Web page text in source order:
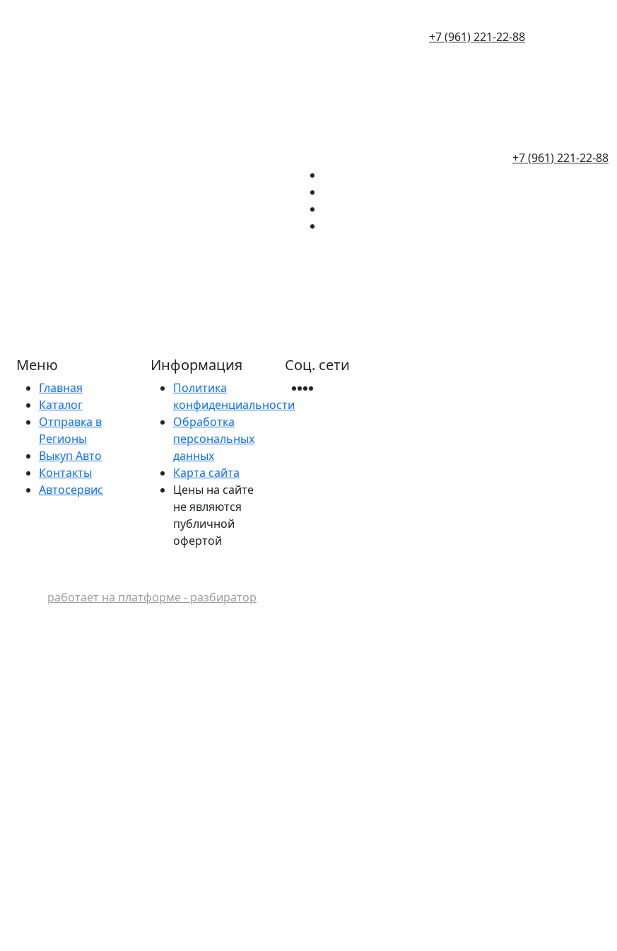
+7 (961) 221-22-88
+7 (961) 221-22-88
Меню
Главная
Каталог
Отправка в
Регионы
Выкуп Авто
Контакты
Автосервис
Информация
Политика
конфиденциальности
Обработка
персональных
данных
Карта сайта
Цены на сайте
не являются
публичной
офертой
Соц. сети
работает на платформе - разбиратор